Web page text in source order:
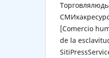
[Comercio
de la